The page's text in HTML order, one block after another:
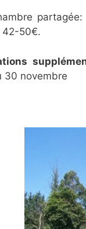
42-50€.
30 novembre